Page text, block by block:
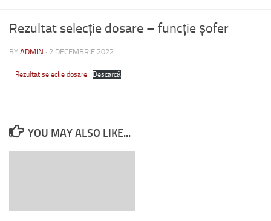
Rezultat selecție dosare – funcție șofer
BY ADMIN · 2 DECEMBRIE 2022
Rezultat selecție dosare Descarcă
YOU MAY ALSO LIKE...